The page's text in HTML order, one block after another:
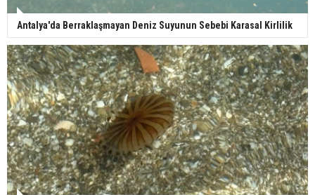
Antalya'da Berraklaşmayan Deniz Suyunun Sebebi Karasal Kirlilik